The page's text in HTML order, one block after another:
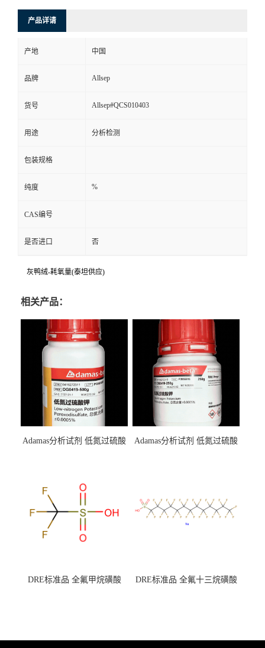
产品详请
产地 中国
品牌 Allsep
货号 Allsep#QCS010403
用途 分析检测
包装规格
纯度 %
CAS编号
是否进口 否
灰鸭绒-耗氧量(泰坦供应)
相关产品：
Adamas分析试剂 低氮过硫酸
（泰坦现货供应）
Adamas分析试剂 低氮过硫酸
DRE标准品 全氟甲烷磺酸
DRE标准品 全氟十三烷磺酸